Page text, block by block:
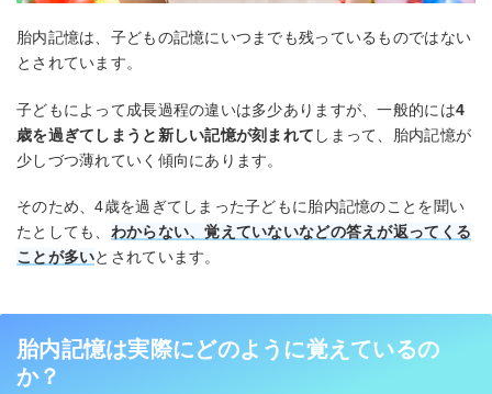
胎内記憶は、子どもの記憶にいつまでも残っているものではない
とされています。
子どもによって成長過程の違いは多少ありますが、一般的には4
歳を過ぎてしまうと新しい記憶が刻まれて しまって、胎内記憶が
少しづつ薄れていく傾向にあります。
そのため、4歳を過ぎてしまった子どもに胎内記憶のことを聞い
たとしても、 わからない、覚えていないなどの答えが返ってくる
ことが多いとされています。
胎内記憶は実際にどのように覚えているの
か？